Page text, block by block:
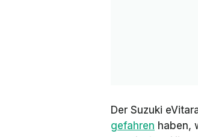
Der Suzuki
gefahren haben,